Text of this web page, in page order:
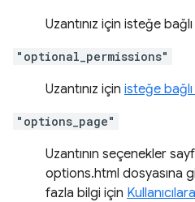
Uzantınız için isteğe bağlı
"optional_permissions"
Uzantınız için isteğe
"options_page"
Uzantının seçenekler
options.html dosyasına
fazla bilgi için